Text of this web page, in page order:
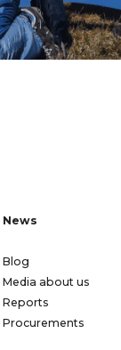
News
Blog
Media about us
Reports
Procurements